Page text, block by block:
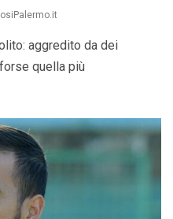
aggredito da dei
quella più